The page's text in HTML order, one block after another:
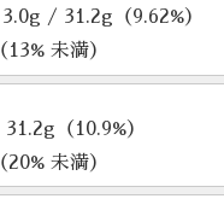
/ 31.2g（9.62%）
未満）
（10.9%）
未満）